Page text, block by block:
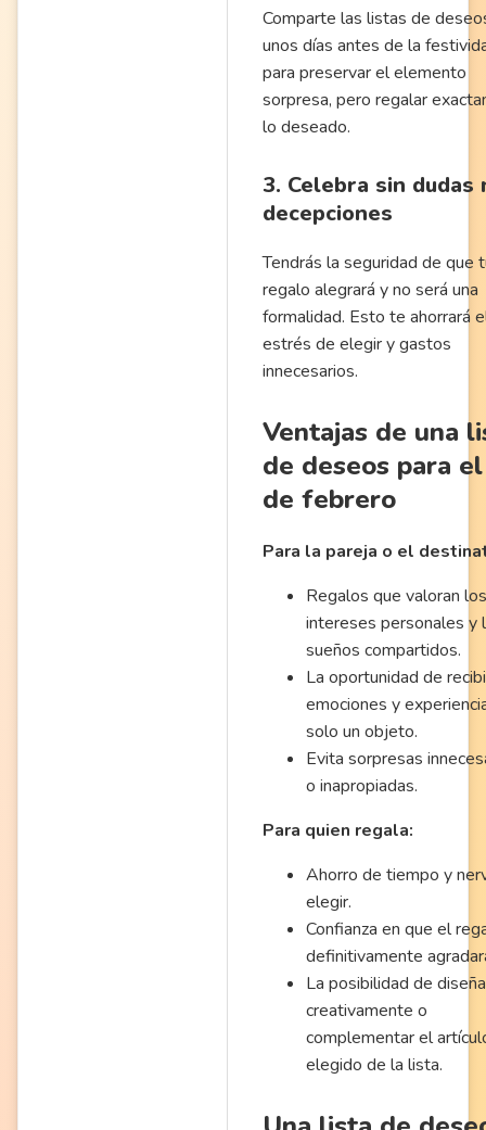
Comparte las listas de
unos días antes de la
para preservar el elemento
sorpresa, pero regalar
lo deseado.
3. Celebra sin dudas
decepciones
Tendrás la seguridad de que
regalo alegrará y no será una
formalidad. Esto te ahorrará
estrés de elegir y gastos
innecesarios.
Ventajas de una
de deseos para
de febrero
Para la pareja o el
Regalos que valoran los
intereses personales y
sueños compartidos.
La oportunidad de
emociones y
solo un objeto.
Evita sorpresas
o inapropiadas.
Para quien regala:
Ahorro de tiempo y
elegir.
Confianza en que el
definitivamente
La posibilidad de
creativamente o
complementar el
elegido de la lista.